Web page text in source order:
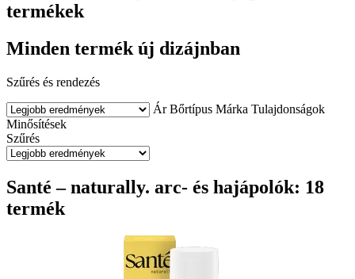
termékek
Minden termék új dizájnban
Szűrés és rendezés
Ár Bőrtípus Márka Tulajdonságok
Minősítések
Szűrés
Santé – naturally. arc- és hajápolók: 18
termék